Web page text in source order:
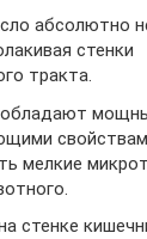
абсолютно
стенки
тракта.
мелкие
стенке